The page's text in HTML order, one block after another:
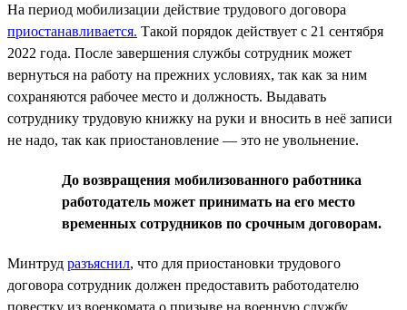
На период мобилизации действие трудового договора
приостанавливается. Такой порядок действует с 21 сентября
2022 года. После завершения службы сотрудник может
вернуться на работу на прежних условиях, так как за ним
сохраняются рабочее место и должность. Выдавать
сотруднику трудовую книжку на руки и вносить в неё записи
не надо, так как приостановление — это не увольнение.
До возвращения мобилизованного работника
работодатель может принимать на его место
временных сотрудников по срочным договорам.
Минтруд разъяснил, что для приостановки трудового
договора сотрудник должен предоставить работодателю
повестку из военкомата о призыве на военную службу